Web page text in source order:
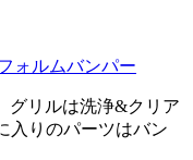
ォルムバンパー
グリルは洗浄&クリア
入りのパーツはバン